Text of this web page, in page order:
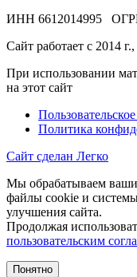
ИНН 6612014995
Сайт работает с 2014
При использовании
на этот сайт
Политика
Сайт сделан Легко
Мы обрабатываем
файлы cookie и
улучшения сайта.
Продолжая
пользовательским
Понятно